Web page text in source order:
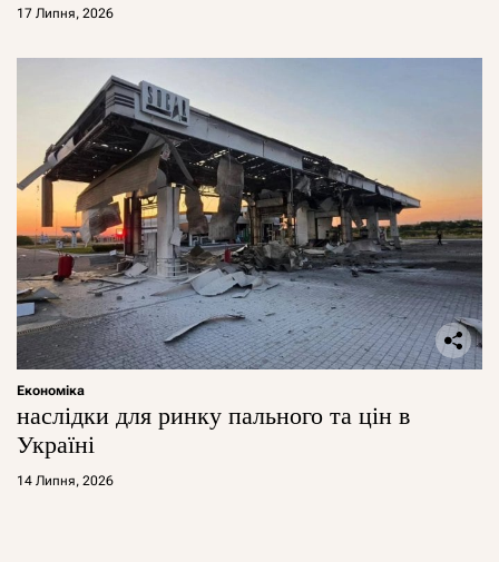
17 Липня, 2026
Економіка
наслідки для ринку пального та цін в
Україні
14 Липня, 2026